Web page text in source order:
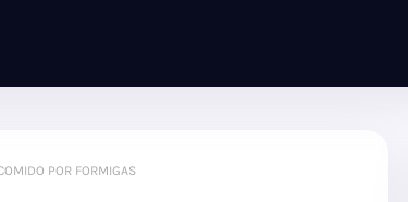
POR FORMIGAS